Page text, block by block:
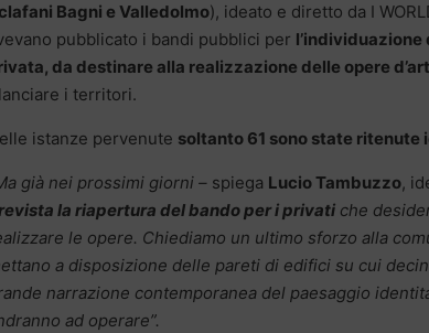
Bagni e Valledolmo), ideato e diretto da I
pubblicato i bandi pubblici per
da destinare alla realizzazione delle opere
i territori.
istanze pervenute soltanto 61 sono state ritenute
già nei prossimi giorni – spiega Lucio Tambuzzo,
la riapertura del bando per i privati che
le opere. Chiediamo un ultimo sforzo alla
a disposizione delle pareti di edifici su cui
narrazione contemporanea del paesaggio
ad operare”.